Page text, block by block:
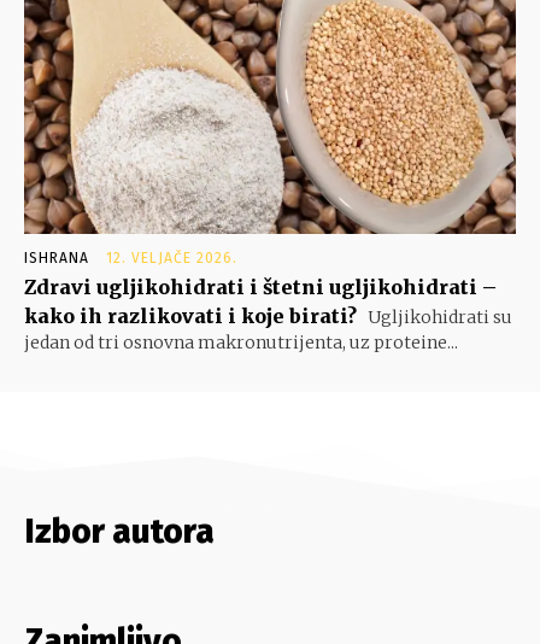
ISHRANA 12. VELJAČE 2026.
Zdravi ugljikohidrati i štetni ugljikohidrati –
kako ih razlikovati i koje birati? Ugljikohidrati su
jedan od tri osnovna makronutrijenta, uz proteine...
Izbor autora